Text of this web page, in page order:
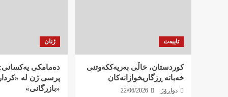
تایبەت
کوردستان، خاڵی بەریەککەوتنی
خەباتە ڕزگاریخوازانەکان
دواڕۆژ 22/06/2026
ژنان
دەمامکی
پرسی ژن لە
«بازرگانی»